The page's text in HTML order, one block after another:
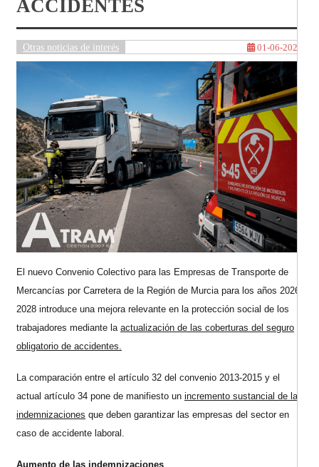
ACCIDENTES
Otras noticias de interés 01-06-2026
El nuevo Convenio Colectivo para las Empresas de Transporte de
Mercancías por Carretera de la Región de Murcia para los años 2026-
2028 introduce una mejora relevante en la protección social de los
trabajadores mediante la actualización de las coberturas del seguro
obligatorio de accidentes.
La comparación entre el artículo 32 del convenio 2013-2015 y el
actual artículo 34 pone de manifiesto un incremento sustancial de las
indemnizaciones que deben garantizar las empresas del sector en
caso de accidente laboral.
Aumento de las indemnizaciones